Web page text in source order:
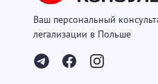
Ваш персональный
легализации в Польше